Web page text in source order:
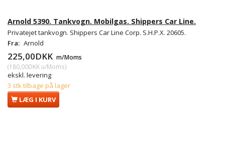
Arnold 5390. Tankvogn. Mobilgas. Shippers Car Line.
Privatejet tankvogn. Shippers Car Line Corp. S.H.P.X. 20605.
Fra: Arnold
225,00DKK m/Moms
(180,00DKK u/Moms)
ekskl. levering
3 stk tilbage på lager
LÆG I KURV